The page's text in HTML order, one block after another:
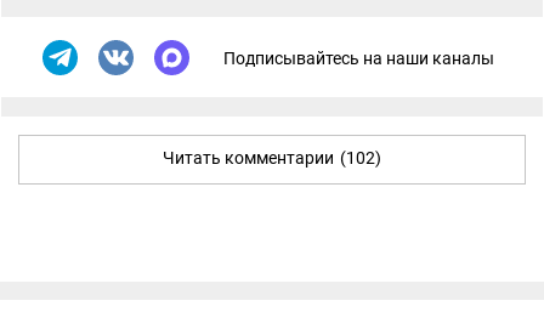
Подписывайтесь на наши каналы
Читать комментарии (102)